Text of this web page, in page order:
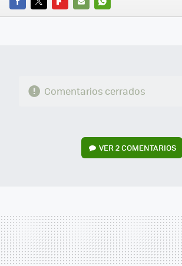
FACEBOOK
TWITTERFLIPBOARD
E-
WHATSAPP
Comentarios cerrados
VER2 COMENTARIOS